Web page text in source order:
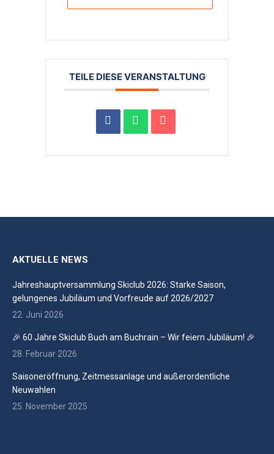
TEILE DIESE VERANSTALTUNG
AKTUELLE NEWS
Jahreshauptversammlung Skiclub 2026: Starke Saison,
gelungenes Jubiläum und Vorfreude auf 2026/2027
22. Juni 2026
🎉 60 Jahre Skiclub Buch am Buchrain – Wir feiern Jubiläum! 🎉
28. Februar 2026
Saisoneröffnung, Zeitmessanlage und außerordentliche
Neuwahlen
25. November 2025